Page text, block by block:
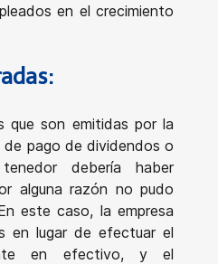
en el crecimiento
que son emitidas por la
pago de dividendos o
debería haber
alguna razón no pudo
este caso, la empresa
en lugar de efectuar el
en efectivo, y el